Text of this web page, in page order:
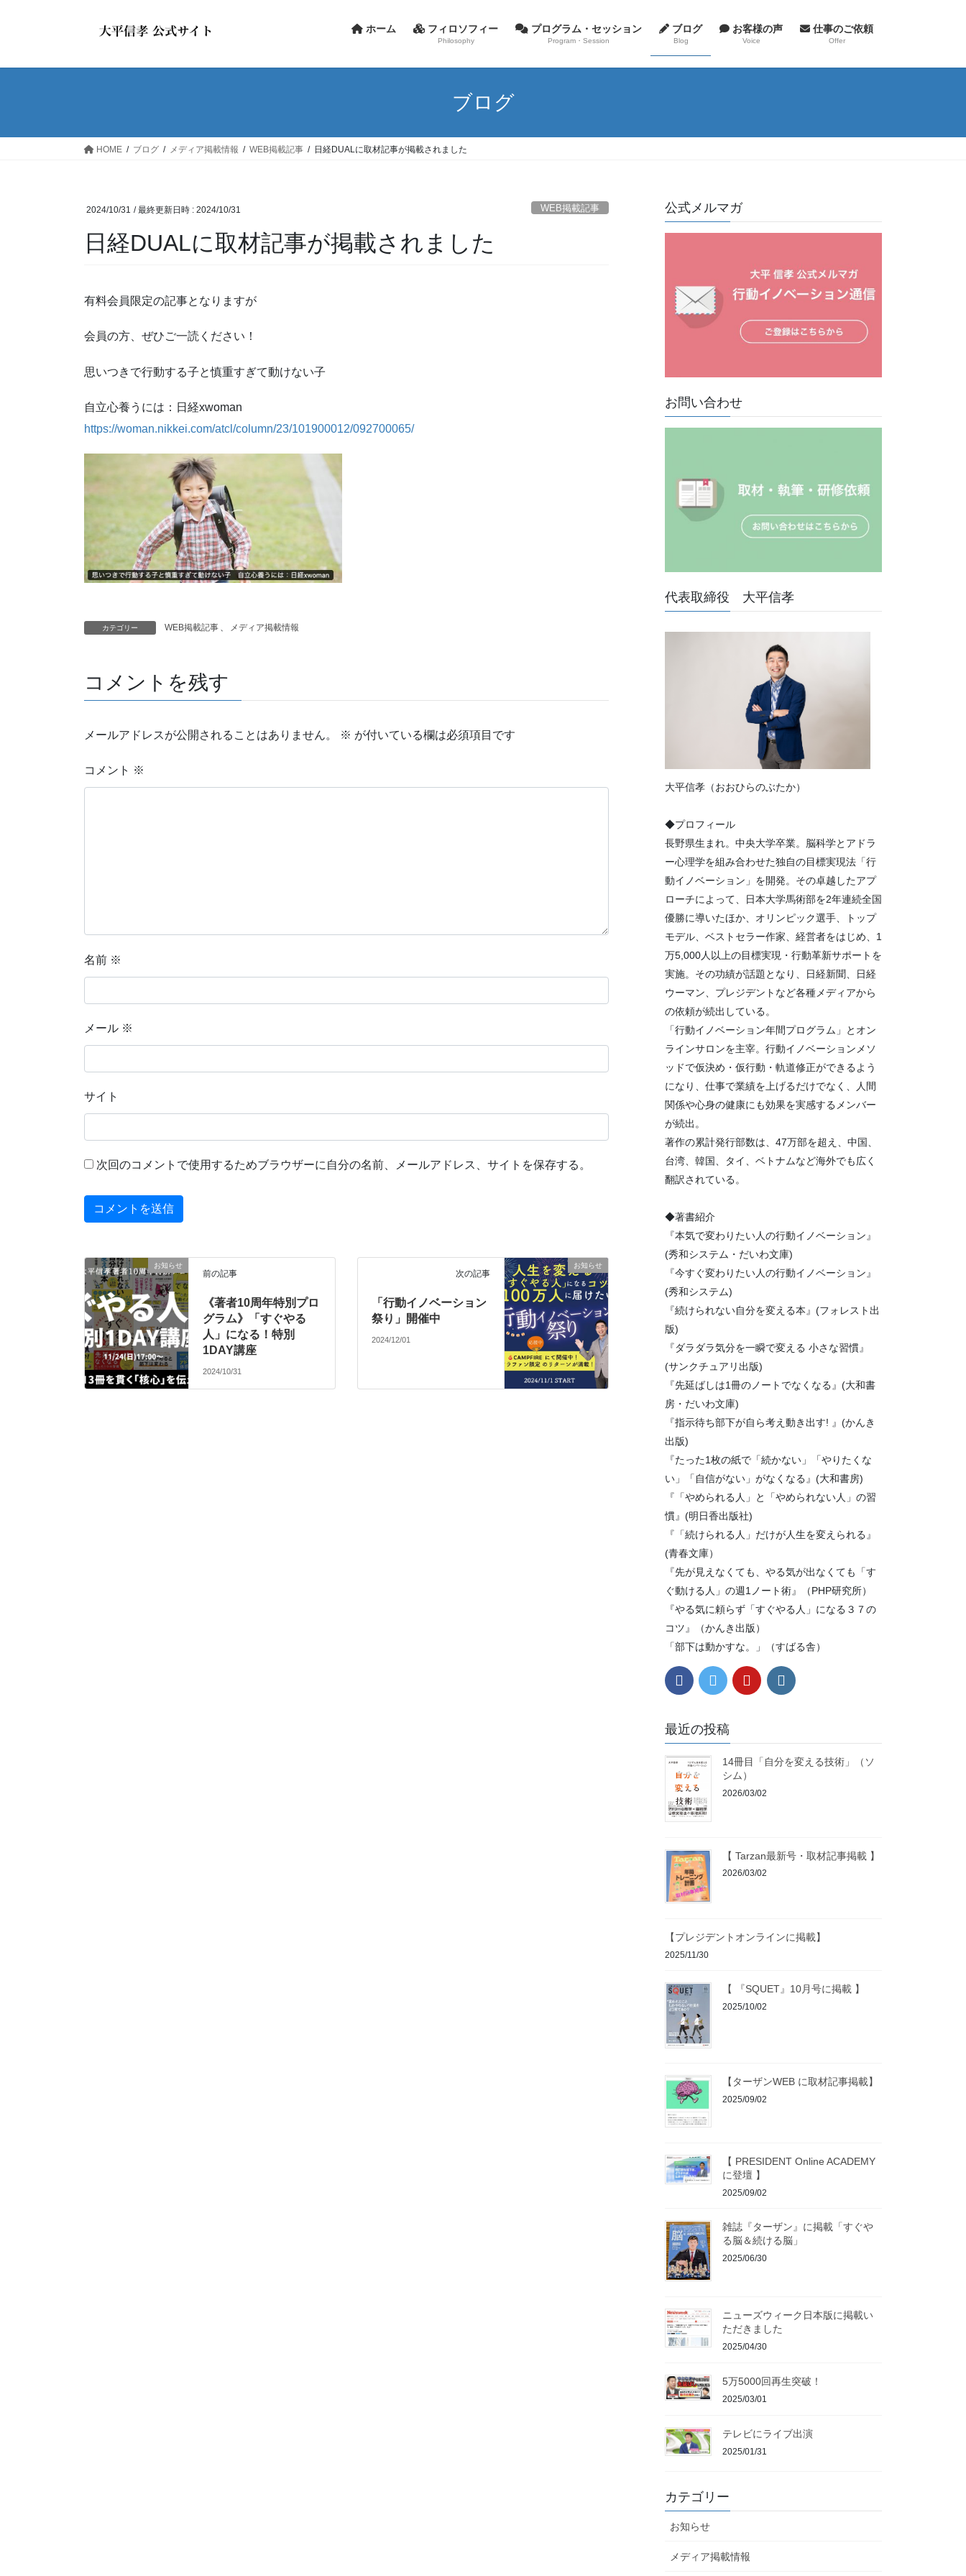
ホーム フィロソフィー
Philosophy
プログラム・セッション
Program・Session
ブログ
Blog
お客様の声
Voice
仕事のご依頼
Offer
ブログ
HOME ブログ メディア掲載情報 WEB掲載記事 日経DUALに取材記事が掲載されました
2024/10/31 / 最終更新日時 : 2024/10/31 WEB掲載記事
日経DUALに取材記事が掲載されました
有料会員限定の記事となりますが
会員の方、ぜひご一読ください！
思いつきで行動する子と慎重すぎて動けない子
自立心養うには：日経xwoman
https://woman.nikkei.com/atcl/column/23/101900012/092700065/
カテゴリー WEB掲載記事 メディア掲載情報
コメントを残す
メールアドレスが公開されることはありません。 ※ が付いている欄は必須項目です
コメント ※
名前 ※
メール ※
サイト
次回のコメントで使用するためブラウザーに自分の名前、メールアドレス、サイトを保存する。
お知らせ
前の記事
《著者10周年特別プロ
グラム》「すぐやる
人」になる！特別
1DAY講座
2024/10/31
お知らせ
次の記事
「行動イノベーション
祭り」開催中
2024/12/01
公式メルマガ
お問い合わせ
代表取締役 大平信孝
大平信孝（おおひらのぶたか）
◆プロフィール
長野県生まれ。中央大学卒業。脳科学とアドラ
ー心理学を組み合わせた独自の目標実現法「行
動イノベーション」を開発。その卓越したアプ
ローチによって、日本大学馬術部を2年連続全国
優勝に導いたほか、オリンピック選手、トップ
モデル、ベストセラー作家、経営者をはじめ、1
万5,000人以上の目標実現・行動革新サポートを
実施。その功績が話題となり、日経新聞、日経
ウーマン、プレジデントなど各種メディアから
の依頼が続出している。
「行動イノベーション年間プログラム」とオン
ラインサロンを主宰。行動イノベーションメソ
ッドで仮決め・仮行動・軌道修正ができるよう
になり、仕事で業績を上げるだけでなく、人間
関係や心身の健康にも効果を実感するメンバー
が続出。
著作の累計発行部数は、47万部を超え、中国、
台湾、韓国、タイ、ベトナムなど海外でも広く
翻訳されている。
◆著書紹介
『本気で変わりたい人の行動イノベーション』
(秀和システム・だいわ文庫)
『今すぐ変わりたい人の行動イノベーション』
(秀和システム)
『続けられない自分を変える本』(フォレスト出
版)
『ダラダラ気分を一瞬で変える 小さな習慣』
(サンクチュアリ出版)
『先延ばしは1冊のノートでなくなる』(大和書
房・だいわ文庫)
『指示待ち部下が自ら考え動き出す! 』(かんき
出版)
『たった1枚の紙で「続かない」「やりたくな
い」「自信がない」がなくなる』(大和書房)
『「やめられる人」と「やめられない人」の習
慣』(明日香出版社)
『「続けられる人」だけが人生を変えられる』
(青春文庫）
『先が見えなくても、やる気が出なくても「す
ぐ動ける人」の週1ノート術』（PHP研究所）
『やる気に頼らず「すぐやる人」になる３７の
コツ』（かんき出版）
「部下は動かすな。」（すばる舎）
最近の投稿
14冊目「自分を変える技術」（ソ
シム）
2026/03/02
【 Tarzan最新号・取材記事掲載 】
2026/03/02
【プレジデントオンラインに掲載】
2025/11/30
【 『SQUET』10月号に掲載 】
2025/10/02
【ターザンWEB に取材記事掲載】
2025/09/02
【 PRESIDENT Online ACADEMY
に登壇 】
2025/09/02
雑誌『ターザン』に掲載「すぐや
る脳＆続ける脳」
2025/06/30
ニューズウィーク日本版に掲載い
ただきました
2025/04/30
5万5000回再生突破！
2025/03/01
テレビにライブ出演
2025/01/31
カテゴリー
お知らせ
メディア掲載情報